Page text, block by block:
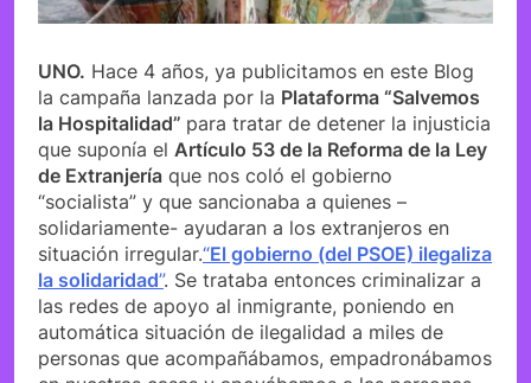
UNO. Hace 4 años, ya publicitamos en este Blog
la campaña lanzada por la Plataforma “Salvemos
la Hospitalidad” para tratar de detener la injusticia
que suponía el Artículo 53 de la Reforma de la Ley
de Extranjería que nos coló el gobierno
“socialista” y que sancionaba a quienes –
solidariamente- ayudaran a los extranjeros en
situación irregular.“El gobierno (del PSOE) ilegaliza
la solidaridad”. Se trataba entonces criminalizar a
las redes de apoyo al inmigrante, poniendo en
automática situación de ilegalidad a miles de
personas que acompañábamos, empadronábamos